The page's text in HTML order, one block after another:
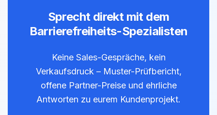
Sprecht direkt mit dem
Barrierefreiheits-Spezialisten
Keine Sales-Gespräche, kein
Verkaufsdruck – Muster-Prüfbericht,
offene Partner-Preise und ehrliche
Antworten zu eurem Kundenprojekt.